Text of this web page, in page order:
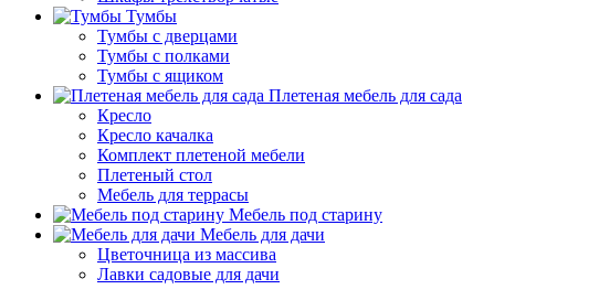
Тумбы
Тумбы с дверцами
Тумбы с полками
Тумбы с ящиком
Плетеная мебель для сада
Кресло
Кресло качалка
Комплект плетеной мебели
Плетеный стол
Мебель для террасы
Мебель под старину
Мебель для дачи
Цветочница из массива
Лавки садовые для дачи